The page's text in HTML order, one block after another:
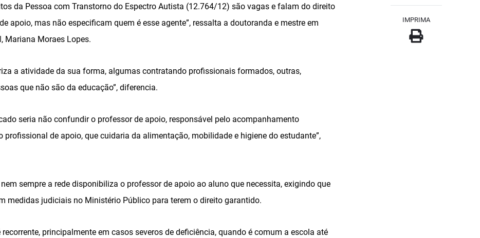
da Pessoa com Transtorno do Espectro Autista (12.764/12) são vagas e falam do direito
apoio, mas não especificam quem é esse agente”, ressalta a doutoranda e mestre em
Mariana Moraes Lopes.
a atividade da sua forma, algumas contratando profissionais formados, outras,
que não são da educação”, diferencia.
seria não confundir o professor de apoio, responsável pelo acompanhamento
profissional de apoio, que cuidaria da alimentação, mobilidade e higiene do estudante”,
sempre a rede disponibiliza o professor de apoio ao aluno que necessita, exigindo que
medidas judiciais no Ministério Público para terem o direito garantido.
recorrente, principalmente em casos severos de deficiência, quando é comum a escola até
IMPRIMA